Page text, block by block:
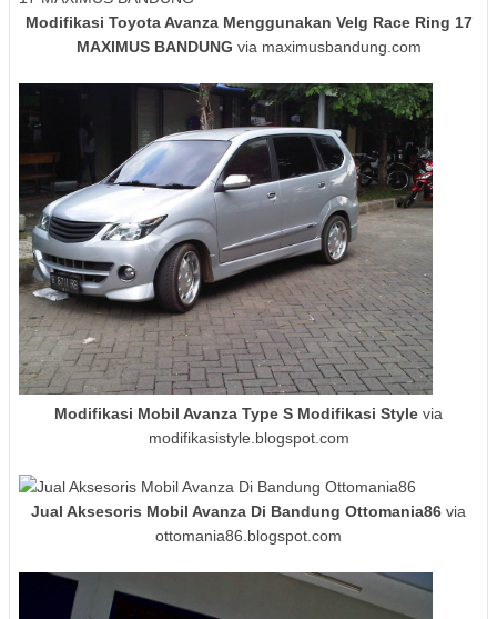
Modifikasi Toyota Avanza Menggunakan Velg Race Ring 17
MAXIMUS BANDUNG via maximusbandung.com
Modifikasi Mobil Avanza Type S Modifikasi Style via
modifikasistyle.blogspot.com
Jual Aksesoris Mobil Avanza Di Bandung Ottomania86 via
ottomania86.blogspot.com